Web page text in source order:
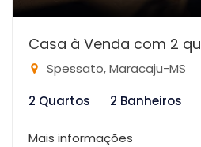
Casa à Venda com 2
Spessato, Maracaju-MS
2 Quartos
2 Banheiros
Mais informações